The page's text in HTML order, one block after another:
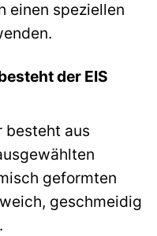
einen speziellen
der EIS
besteht aus
geformten
geschmeidig